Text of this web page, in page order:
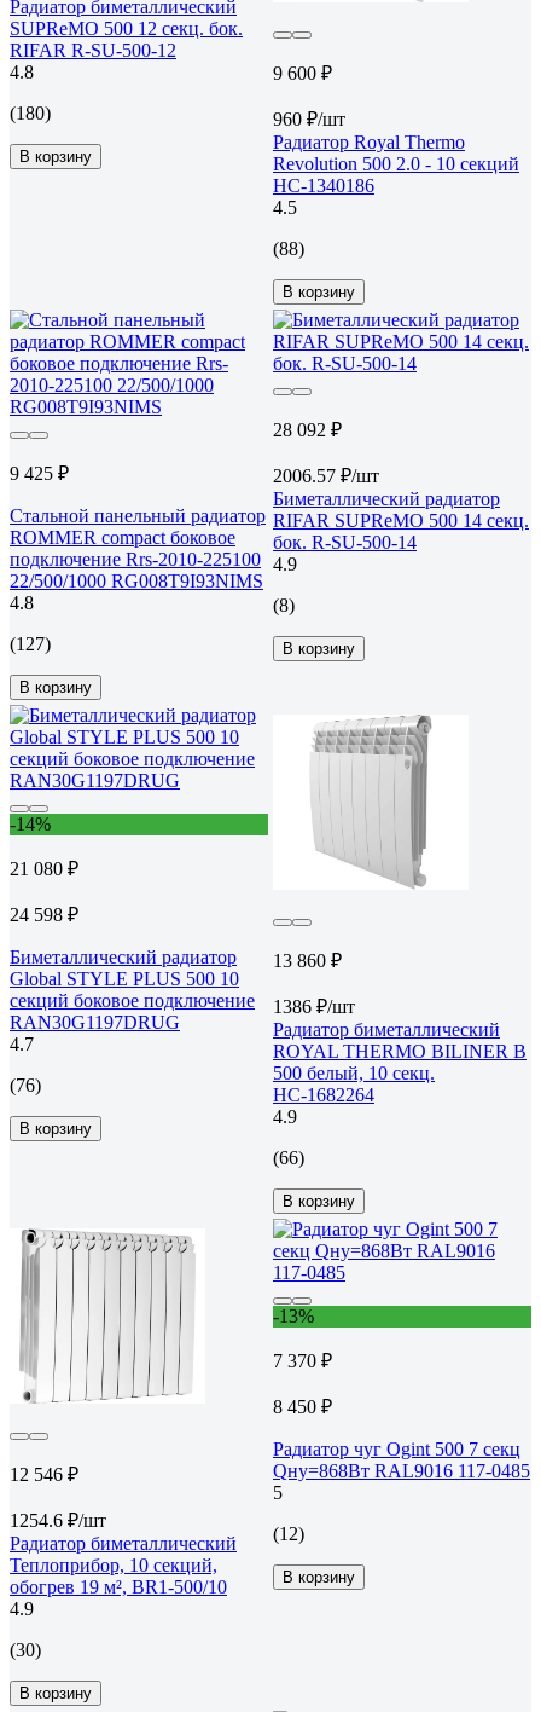
Радиатор биметаллический
SUPReMO 500 12 секц. бок.
RIFAR R-SU-500-12
4.8
(180)
В корзину
9 600 ₽
960 ₽/шт
Радиатор Royal Thermo
Revolution 500 2.0 - 10 секций
НС-1340186
4.5
(88)
В корзину
9 425 ₽
Стальной панельный радиатор
ROMMER compact боковое
подключение Rrs-2010-225100
22/500/1000 RG008T9I93NIMS
4.8
(127)
В корзину
28 092 ₽
2006.57 ₽/шт
Биметаллический радиатор
RIFAR SUPReMO 500 14 секц.
бок. R-SU-500-14
4.9
(8)
В корзину
-14%
21 080 ₽
24 598 ₽
Биметаллический радиатор
Global STYLE PLUS 500 10
секций боковое подключение
RAN30G1197DRUG
4.7
(76)
В корзину
13 860 ₽
1386 ₽/шт
Радиатор биметаллический
ROYAL THERMO BILINER B
500 белый, 10 секц.
НС-1682264
4.9
(66)
В корзину
12 546 ₽
1254.6 ₽/шт
Радиатор биметаллический
Теплоприбор, 10 секций,
обогрев 19 м², BR1-500/10
4.9
(30)
В корзину
-13%
7 370 ₽
8 450 ₽
Радиатор чуг Ogint 500 7 секц
Qну=868Вт RAL9016 117-0485
5
(12)
В корзину